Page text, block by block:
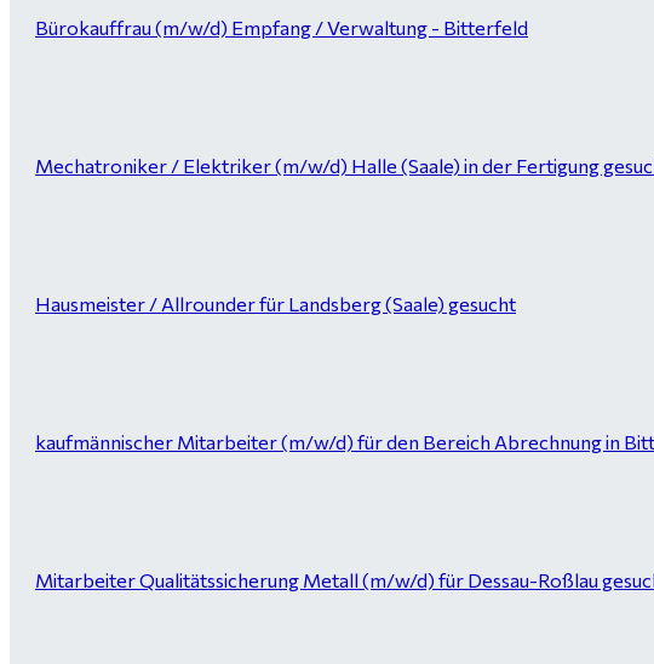
Bürokauffrau (m/w/d) Empfang / Verwaltung - Bitterfeld
Mechatroniker / Elektriker (m/w/d) Halle (Saale) in der Fertigung
Hausmeister / Allrounder für Landsberg (Saale) gesucht
kaufmännischer Mitarbeiter (m/w/d) für den Bereich Abrechnung in
Mitarbeiter Qualitätssicherung Metall (m/w/d) für Dessau-Roßlau